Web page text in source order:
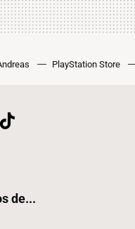
PlayStation Store
de...